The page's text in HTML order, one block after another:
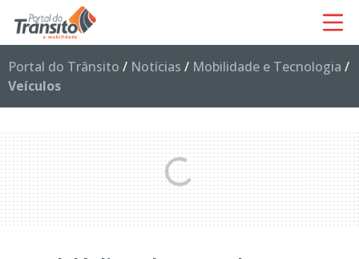
Portal do Trânsito / Notícias / Mobilidade e Tecnologia /
Veículos